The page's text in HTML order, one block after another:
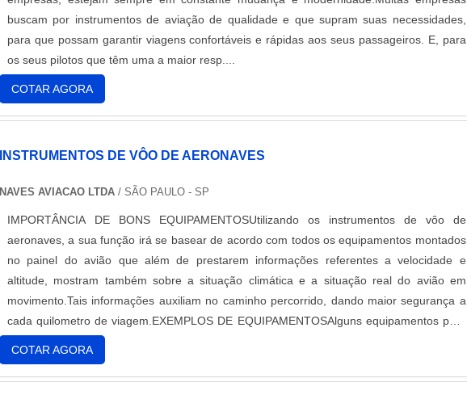
buscam por instrumentos de aviação de qualidade e que supram suas necessidades,
para que possam garantir viagens confortáveis e rápidas aos seus passageiros. E, para
os seus pilotos que têm uma a maior resp....
COTAR AGORA
INSTRUMENTOS DE VÔO DE AERONAVES
NAVES AVIACAO LTDA/ SÃO PAULO - SP
IMPORTÂNCIA DE BONS EQUIPAMENTOSUtilizando os instrumentos de vôo de
aeronaves, a sua função irá se basear de acordo com todos os equipamentos montados
no painel do avião que além de prestarem informações referentes a velocidade e
altitude, mostram também sobre a situação climática e a situação real do avião em
movimento.Tais informações auxiliam no caminho percorrido, dando maior segurança a
cada quilometro de viagem.EXEMPLOS DE EQUIPAMENTOSAlguns equipamentos para
aviação são de extrema importância para o bom funcionamento da aeronave, entre
esses equipamentos é possível destacar: Altímetro para aeronaves; Fone A20 Bose;
Cabos de comando para aeronaves; ELT para aviões; Farol de aeronave; Entre
COTAR AGORA